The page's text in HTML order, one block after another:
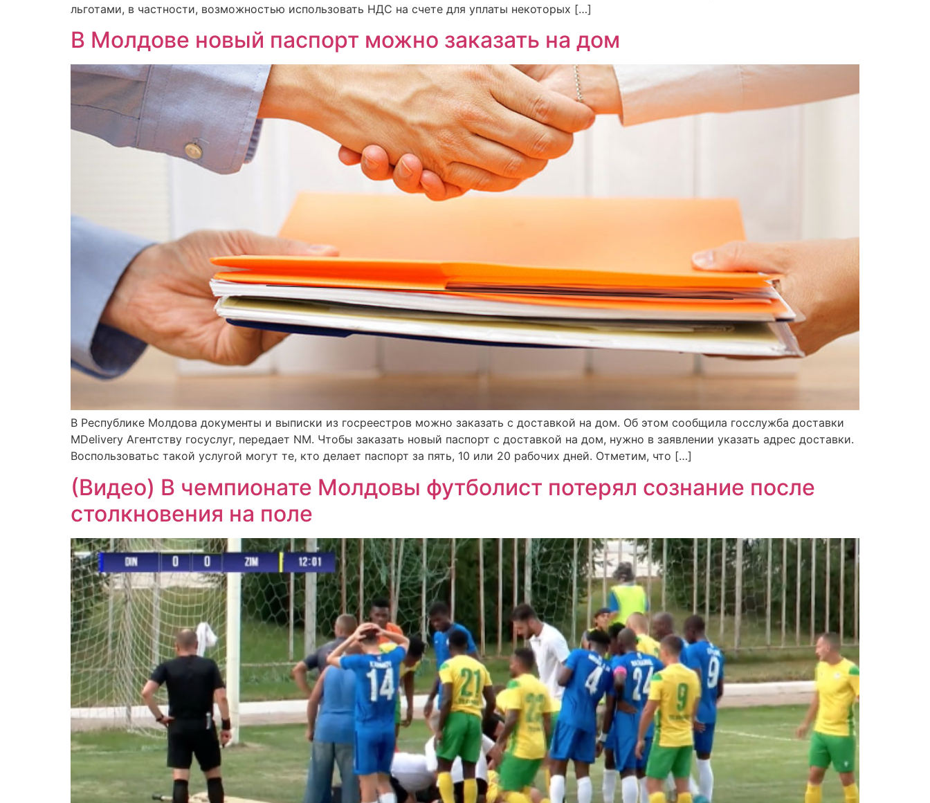
льготами, в частности, возможностью использовать НДС на счете для уплаты некоторых […]
В Молдове новый паспорт можно заказать на дом
В Республике Молдова документы и выписки из госреестров можно заказать с доставкой на дом. Об этом сообщила госслужба доставки
MDelivery Агентству госуслуг, передает NM. Чтобы заказать новый паспорт с доставкой на дом, нужно в заявлении указать адрес доставки.
Воспользоватьс такой услугой могут те, кто делает паспорт за пять, 10 или 20 рабочих дней. Отметим, что […]
(Видео) В чемпионате Молдовы футболист потерял сознание после
столкновения на поле